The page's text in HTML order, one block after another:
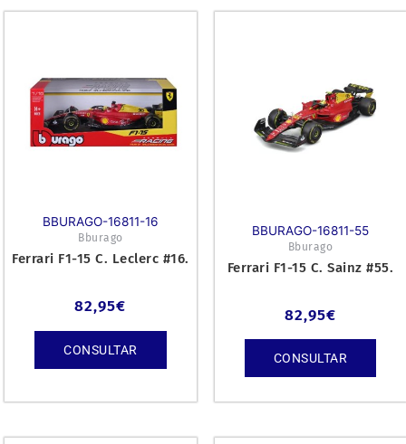
BBURAGO-16811-16
Bburago
Ferrari F1-15 C. Leclerc #16.
82,95€
CONSULTAR
BBURAGO-16811-55
Bburago
Ferrari F1-15 C. Sainz #55.
82,95€
CONSULTAR